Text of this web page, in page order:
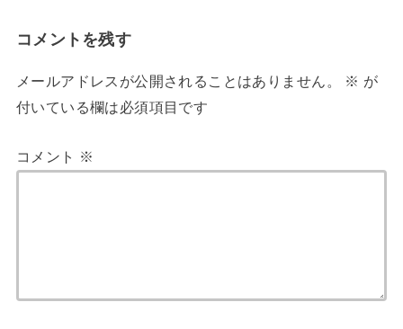
コメントを残す
メールアドレスが公開されることはありません。 ※ が
付いている欄は必須項目です
コメント ※